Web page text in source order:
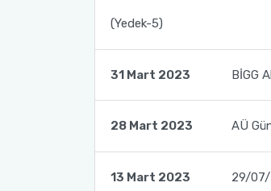
(Yedek-5)
31 Mart 2023 BİGG
28 Mart 2023 AÜ
13 Mart 2023 29/07/
Manavgat Yabancı Diller Fakültesi
Mimarlık Fakültesi
Sağlık Bilimleri Fakültesi